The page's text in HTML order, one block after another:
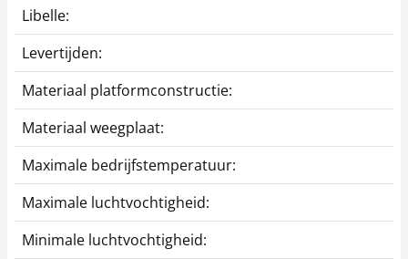
Libelle:
Levertijden:
Materiaal platformconstructie:
Materiaal weegplaat:
Maximale bedrijfstemperatuur:
Maximale luchtvochtigheid:
Minimale luchtvochtigheid: